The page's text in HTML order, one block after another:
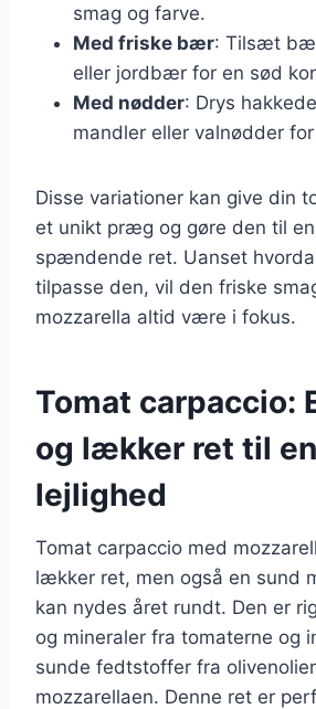
smag og farve.
Med friske bær: Tilsæt
eller jordbær for en sød
Med nødder: Drys
mandler eller valnødder
Disse variationer kan give din
et unikt præg og gøre den til
spændende ret. Uanset
tilpasse den, vil den friske
mozzarella altid være i fokus.
Tomat carpaccio:
og lækker ret til
lejlighed
Tomat carpaccio med
lækker ret, men også en sund
kan nydes året rundt. Den er
og mineraler fra tomaterne og
sunde fedtstoffer fra
mozzarellaen. Denne ret er